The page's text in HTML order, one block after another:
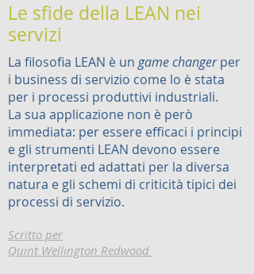
Le sfide della LEAN nei
servizi
La filosofia LEAN è un game changerper
i business di servizio come lo è stata
per i processi produttivi industriali.
La sua applicazione non è però
immediata: per essere efficaci i principi
e gli strumenti LEAN devono essere
interpretati ed adattati per la diversa
natura e gli schemi di criticità tipici dei
processi di servizio.
Scritto per
Quint Wellington Redwood